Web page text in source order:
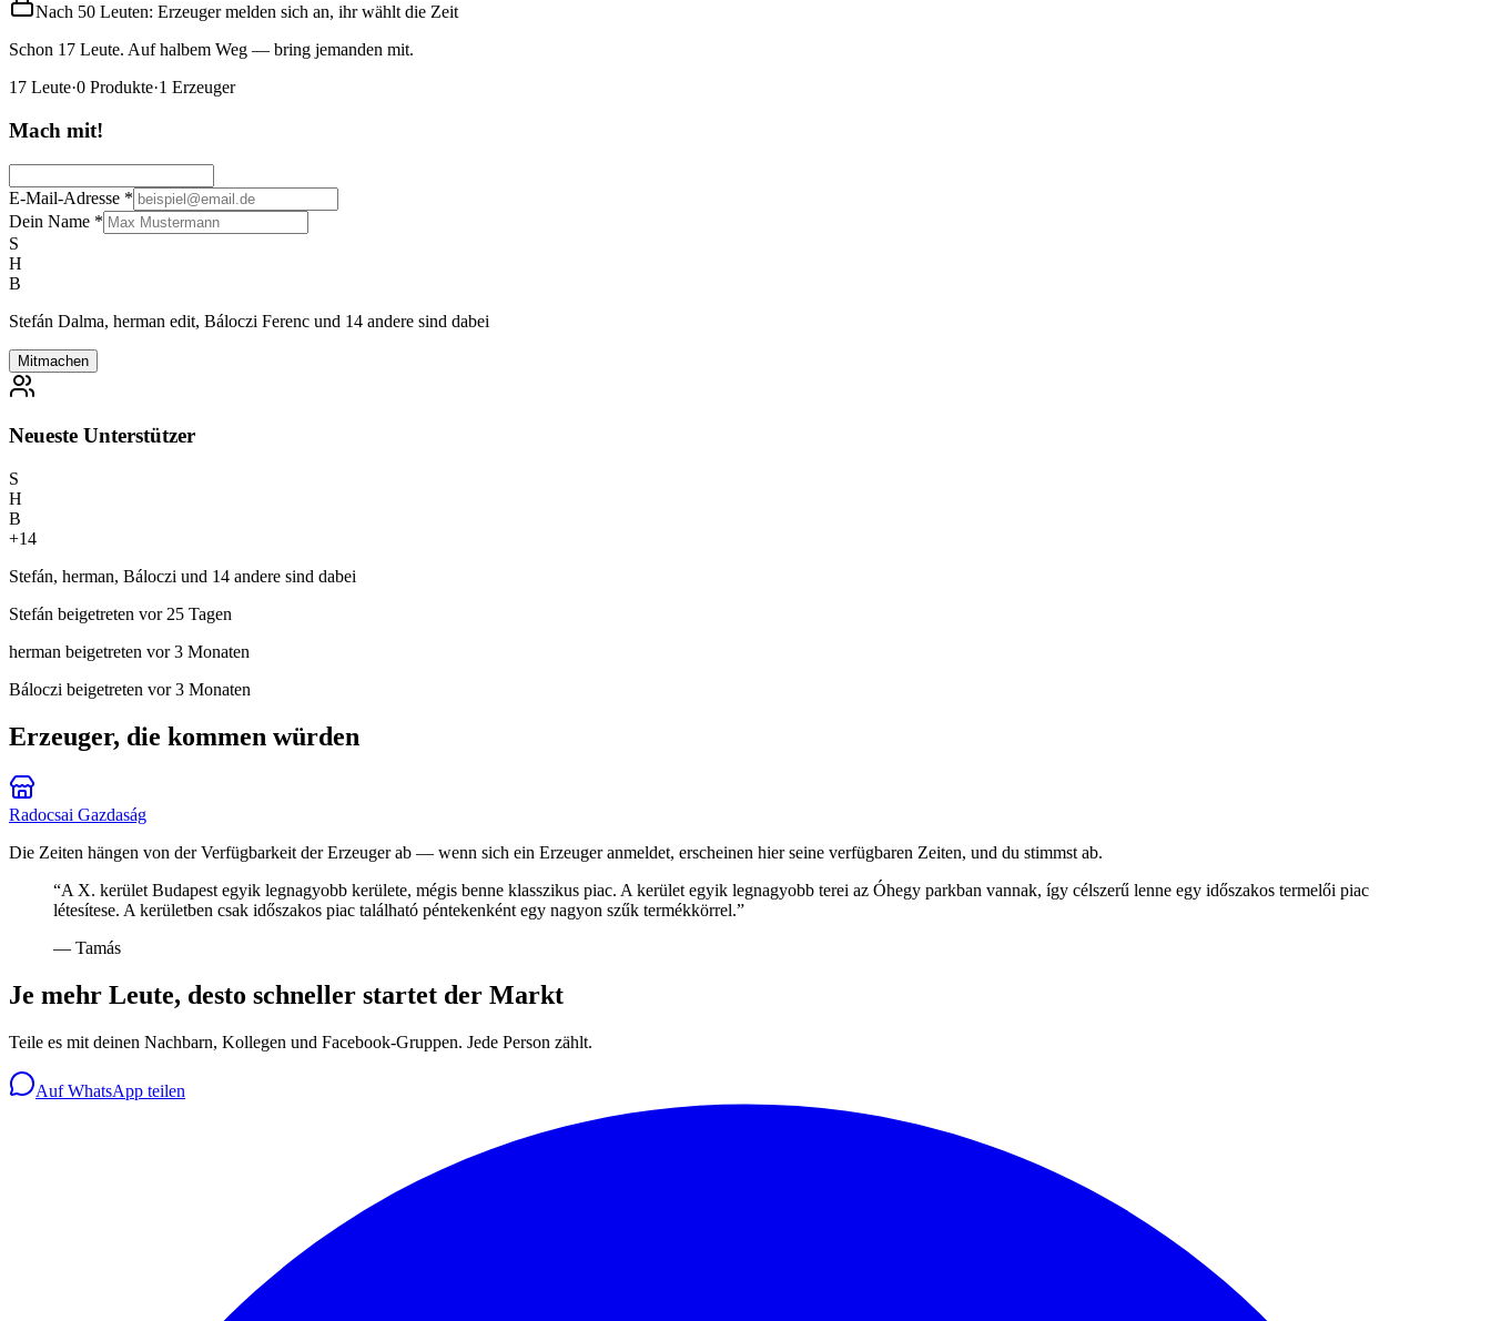
Nach 50 Leuten: Erzeuger melden sich an, ihr wählt die Zeit
Schon 17 Leute. Auf halbem Weg — bring jemanden mit.
17 Leute·0 Produkte·1 Erzeuger
Mach mit!
E-Mail-Adresse *
Dein Name *
S
H
B
Stefán Dalma, herman edit, Báloczi Ferenc und 14 andere sind dabei
Mitmachen
Neueste Unterstützer
S
H
B
+14
Stefán, herman, Báloczi und 14 andere sind dabei
Stefán beigetreten vor 25 Tagen
herman beigetreten vor 3 Monaten
Báloczi beigetreten vor 3 Monaten
Erzeuger, die kommen würden
Radocsai Gazdaság
Die Zeiten hängen von der Verfügbarkeit der Erzeuger ab — wenn sich ein Erzeuger anmeldet, erscheinen hier seine verfügbaren Zeiten, und du stimmst ab.
“A X. kerület Budapest egyik legnagyobb kerülete, mégis benne klasszikus piac. A kerület egyik legnagyobb terei az Óhegy parkban vannak, így célszerű lenne egy időszakos termelői piac
létesítese. A kerületben csak időszakos piac található péntekenként egy nagyon szűk termékkörrel.”
— Tamás
Je mehr Leute, desto schneller startet der Markt
Teile es mit deinen Nachbarn, Kollegen und Facebook-Gruppen. Jede Person zählt.
Auf WhatsApp teilen